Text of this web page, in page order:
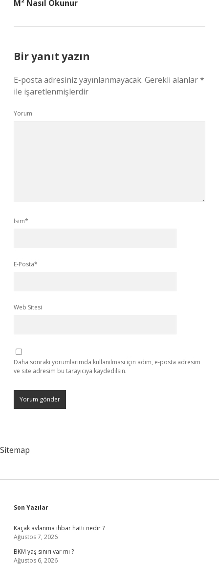
M² Nasıl Okunur
Bir yanıt yazın
E-posta adresiniz yayınlanmayacak. Gerekli alanlar*
ile işaretlenmişlerdir
Yorum
İsim*
E-Posta*
Web Sitesi
Daha sonraki yorumlarımda kullanılması için adım, e-posta adresim
ve site adresim bu tarayıcıya kaydedilsin.
Sitemap
Sidebar
Son Yazılar
Kaçak avlanma ihbar hattı nedir ?
Ağustos 7, 2026
BKM yaş sınırı var mı ?
Ağustos 6, 2026